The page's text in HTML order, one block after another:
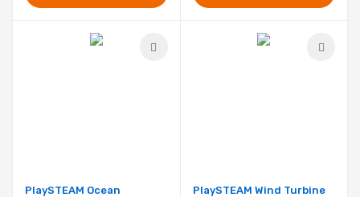
PlaySTEAM Ocean
PlaySTEAM Wind Turbine